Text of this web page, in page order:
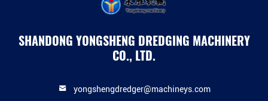
SHANDONG YONGSHENG DREDGING MACHINERY
CO., LTD.
yongshengdredger@machineys.com